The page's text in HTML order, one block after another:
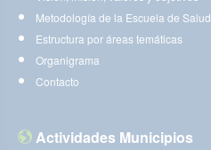
Metodología de la Escuela de Salud
Estructura por áreas temáticas
Organigrama
Contacto
Actividades Municipios